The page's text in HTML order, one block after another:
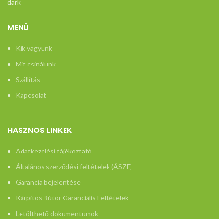
MENÜ
Kik vagyunk
Mit csinálunk
Szállítás
Kapcsolat
HASZNOS LINKEK
Adatkezelési tájékoztató
Általános szerződési feltételek (ÁSZF)
Garancia bejelentése
Kárpitos Bútor Garanciális Feltételek
Letölthető dokumentumok